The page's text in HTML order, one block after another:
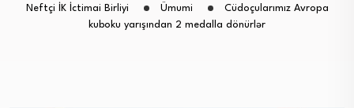
Neftçi İK İctimai Birliyi Ümumi
Cüdoçularımız Avropa
kuboku yarışından 2 medalla dönürlər